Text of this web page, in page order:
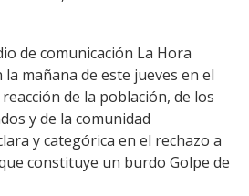
de comunicación La Hora
mañana de este jueves en el
de la población, de los
y de la comunidad
y categórica en el rechazo a
constituye un burdo Golpe de